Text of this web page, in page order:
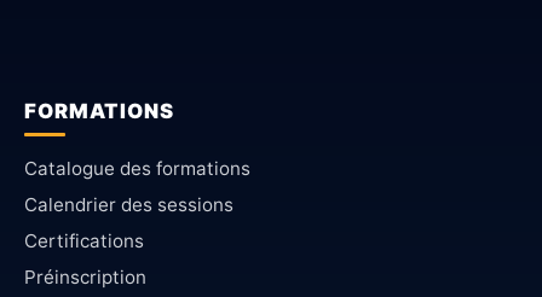
FORMATIONS
Catalogue des formations
Calendrier des sessions
Certifications
Préinscription